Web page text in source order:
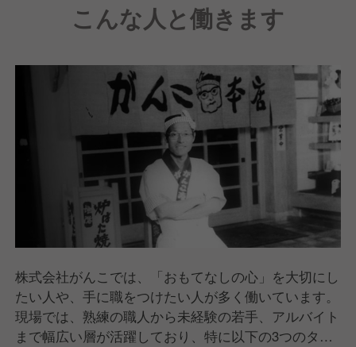
こんな人と働きます
株式会社がんこでは、「おもてなしの心」を大切にし
たい人や、手に職をつけたい人が多く働いています。
現場では、熟練の職人から未経験の若手、アルバイト
まで幅広い層が活躍しており、特に以下の3つのタイ